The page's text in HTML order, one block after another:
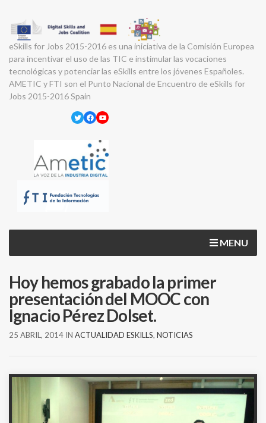
eSkills for Jobs 2015-2016 es una iniciativa de la Comisión Europea
para incentivar el uso de las TIC e instimular las vocaciones
tecnológicas y potenciar las eSkills entre los jóvenes Españoles.
AMETIC y FTI son el Punto Nacional de Encuentro de eSkills for
Jobs 2015-2016 Spain
Twitter
Facebook
YouTube
MENU
Hoy hemos grabado la primer
presentación del MOOC con
Ignacio Pérez Dolset.
25 ABRIL, 2014 IN ACTUALIDAD ESKILLS, NOTICIAS